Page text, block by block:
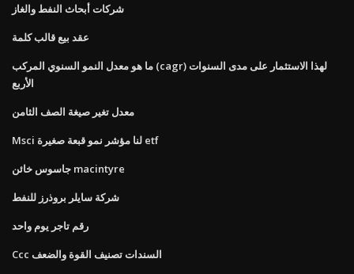
شركات أبحاث النفط والغاز
عقد بيع قالب كلمة
ما هو معدل النمو السنوي المركب (cagr) لهذا الاستثمار على مدى السنوات
الأربع
معدل تغير صيغة الصف الثامن
Msci لنا مؤشر نمو قبعة صغيرة etf
جاسوس خائن macintyre
شركة سايلر بروذرز للنفط
رقم تاجر يوم واحد
Ccc السندات تصنيف القوة والضعف